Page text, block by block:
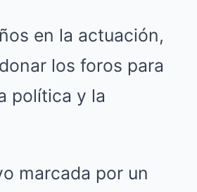
en la actuación,
los foros para
política y la
marcada por un